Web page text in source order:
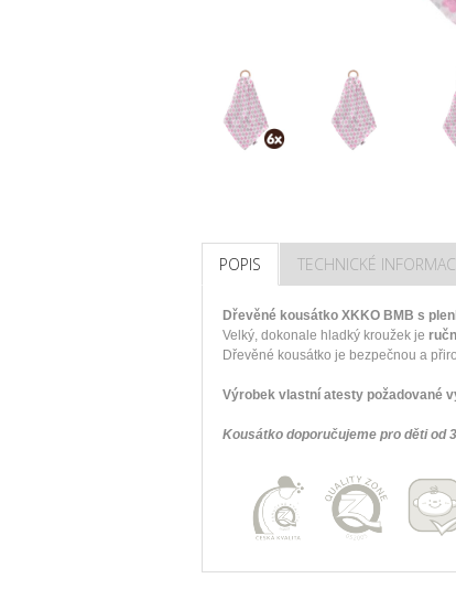
POPIS TECHNICKÉ
Dřevěné kousátko XKKO BMB s
Velký, dokonale hladký kroužek je r
Dřevěné kousátko je bezpečnou a
Výrobek vlastní atesty požadované
Kousátko doporučujeme pro děti od